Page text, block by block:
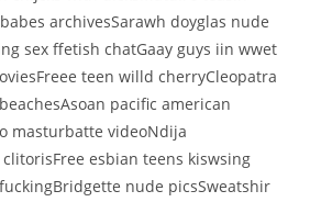
archivesSarawh doyglas nude
sex ffetish chatGaay guys iin wwet
teen willd cherryCleopatra
pacific american
masturbatte videoNdija
esbian teens kiswsing
nude picsSweatshir